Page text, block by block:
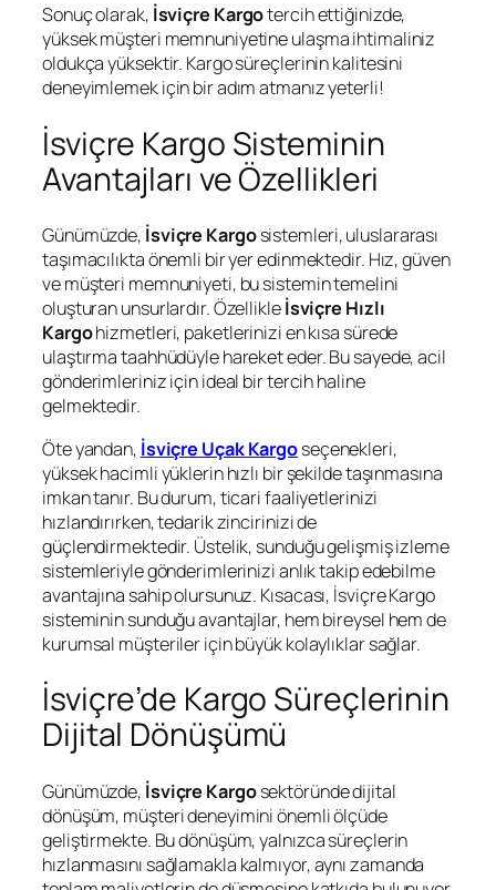
Sonuç olarak, İsviçre Kargotercih ettiğinizde,
yüksek müşteri memnuniyetine ulaşma ihtimaliniz
oldukça yüksektir. Kargo süreçlerinin kalitesini
deneyimlemek için bir adım atmanız yeterli!
İsviçre Kargo Sisteminin
Avantajları ve Özellikleri
Günümüzde, İsviçre Kargosistemleri, uluslararası
taşımacılıkta önemli bir yer edinmektedir. Hız, güven
ve müşteri memnuniyeti, bu sistemin temelini
oluşturan unsurlardır. Özellikleİsviçre Hızlı
Kargohizmetleri, paketlerinizi en kısa sürede
ulaştırma taahhüdüyle hareket eder. Bu sayede, acil
gönderimleriniz için ideal bir tercih haline
gelmektedir.
Öte yandan, İsviçre Uçak Kargoseçenekleri,
yüksek hacimli yüklerin hızlı bir şekilde taşınmasına
imkan tanır. Bu durum, ticari faaliyetlerinizi
hızlandırırken, tedarik zincirinizi de
güçlendirmektedir. Üstelik, sunduğu gelişmiş izleme
sistemleriyle gönderimlerinizi anlık takip edebilme
avantajına sahip olursunuz. Kısacası, İsviçre Kargo
sisteminin sunduğu avantajlar, hem bireysel hem de
kurumsal müşteriler için büyük kolaylıklar sağlar.
İsviçre’de Kargo Süreçlerinin
Dijital Dönüşümü
Günümüzde, İsviçre Kargosektöründe dijital
dönüşüm, müşteri deneyimini önemli ölçüde
geliştirmekte. Bu dönüşüm, yalnızca süreçlerin
hızlanmasını sağlamakla kalmıyor, aynı zamanda